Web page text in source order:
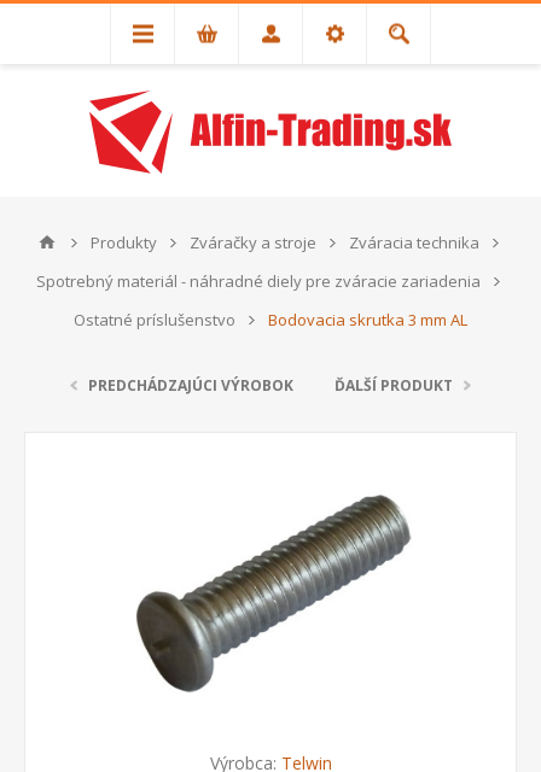
Produkty Zváračky a stroje
Zváracia technika
Spotrebný materiál - náhradné diely pre zváracie zariadenia
Ostatné príslušenstvo
Bodovacia skrutka 3 mm AL
PREDCHÁDZAJÚCI VÝROBOK ĎALŠÍ PRODUKT
Výrobca: Telwin